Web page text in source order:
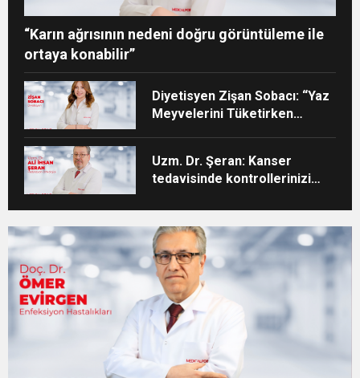
“Karın ağrısının nedeni doğru görüntüleme ile
ortaya konabilir”
Diyetisyen Zişan Sobacı: “Yaz
Meyvelerini Tüketirken
Uzm. Dr. Şeran: Kanser
tedavisinde kontrollerinizi